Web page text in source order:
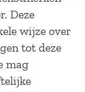
Deze
wijze over
tot deze
mag